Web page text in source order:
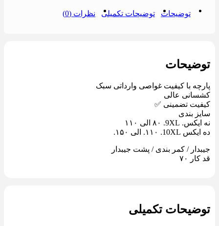
توضیحات توضیحات تکمیلی نظرات (0)
توضیحات
پارچه با کیفیت غواصی وارداتی سبک
کشسانی عالی
کیفیت تضمینی ✅
سایز بندی
نه ایکس. 9XL. ٨٠ الی ١١٠
ده ایکس 10XL. ١١٠. الی ١۵٠.
جیبدار / کمر بندی / پشت جیبدار
قد کار ٧٠
توضیحات تکمیلی